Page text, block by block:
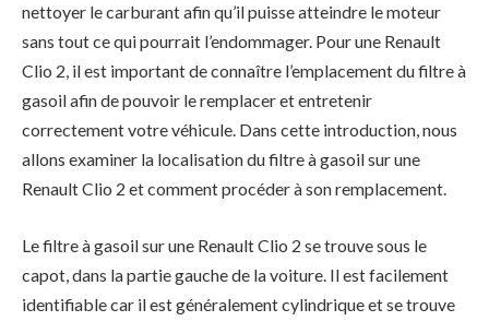
nettoyer le carburant afin qu’il puisse atteindre le moteur
sans tout ce qui pourrait l’endommager. Pour une Renault
Clio 2, il est important de connaître l’emplacement du filtre à
gasoil afin de pouvoir le remplacer et entretenir
correctement votre véhicule. Dans cette introduction, nous
allons examiner la localisation du filtre à gasoil sur une
Renault Clio 2 et comment procéder à son remplacement.
Le filtre à gasoil sur une Renault Clio 2 se trouve sous le
capot, dans la partie gauche de la voiture. Il est facilement
identifiable car il est généralement cylindrique et se trouve